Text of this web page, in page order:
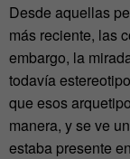
Desde aquellas
más reciente, las
embargo, la
todavía
que esos
manera, y se ve
estaba presente